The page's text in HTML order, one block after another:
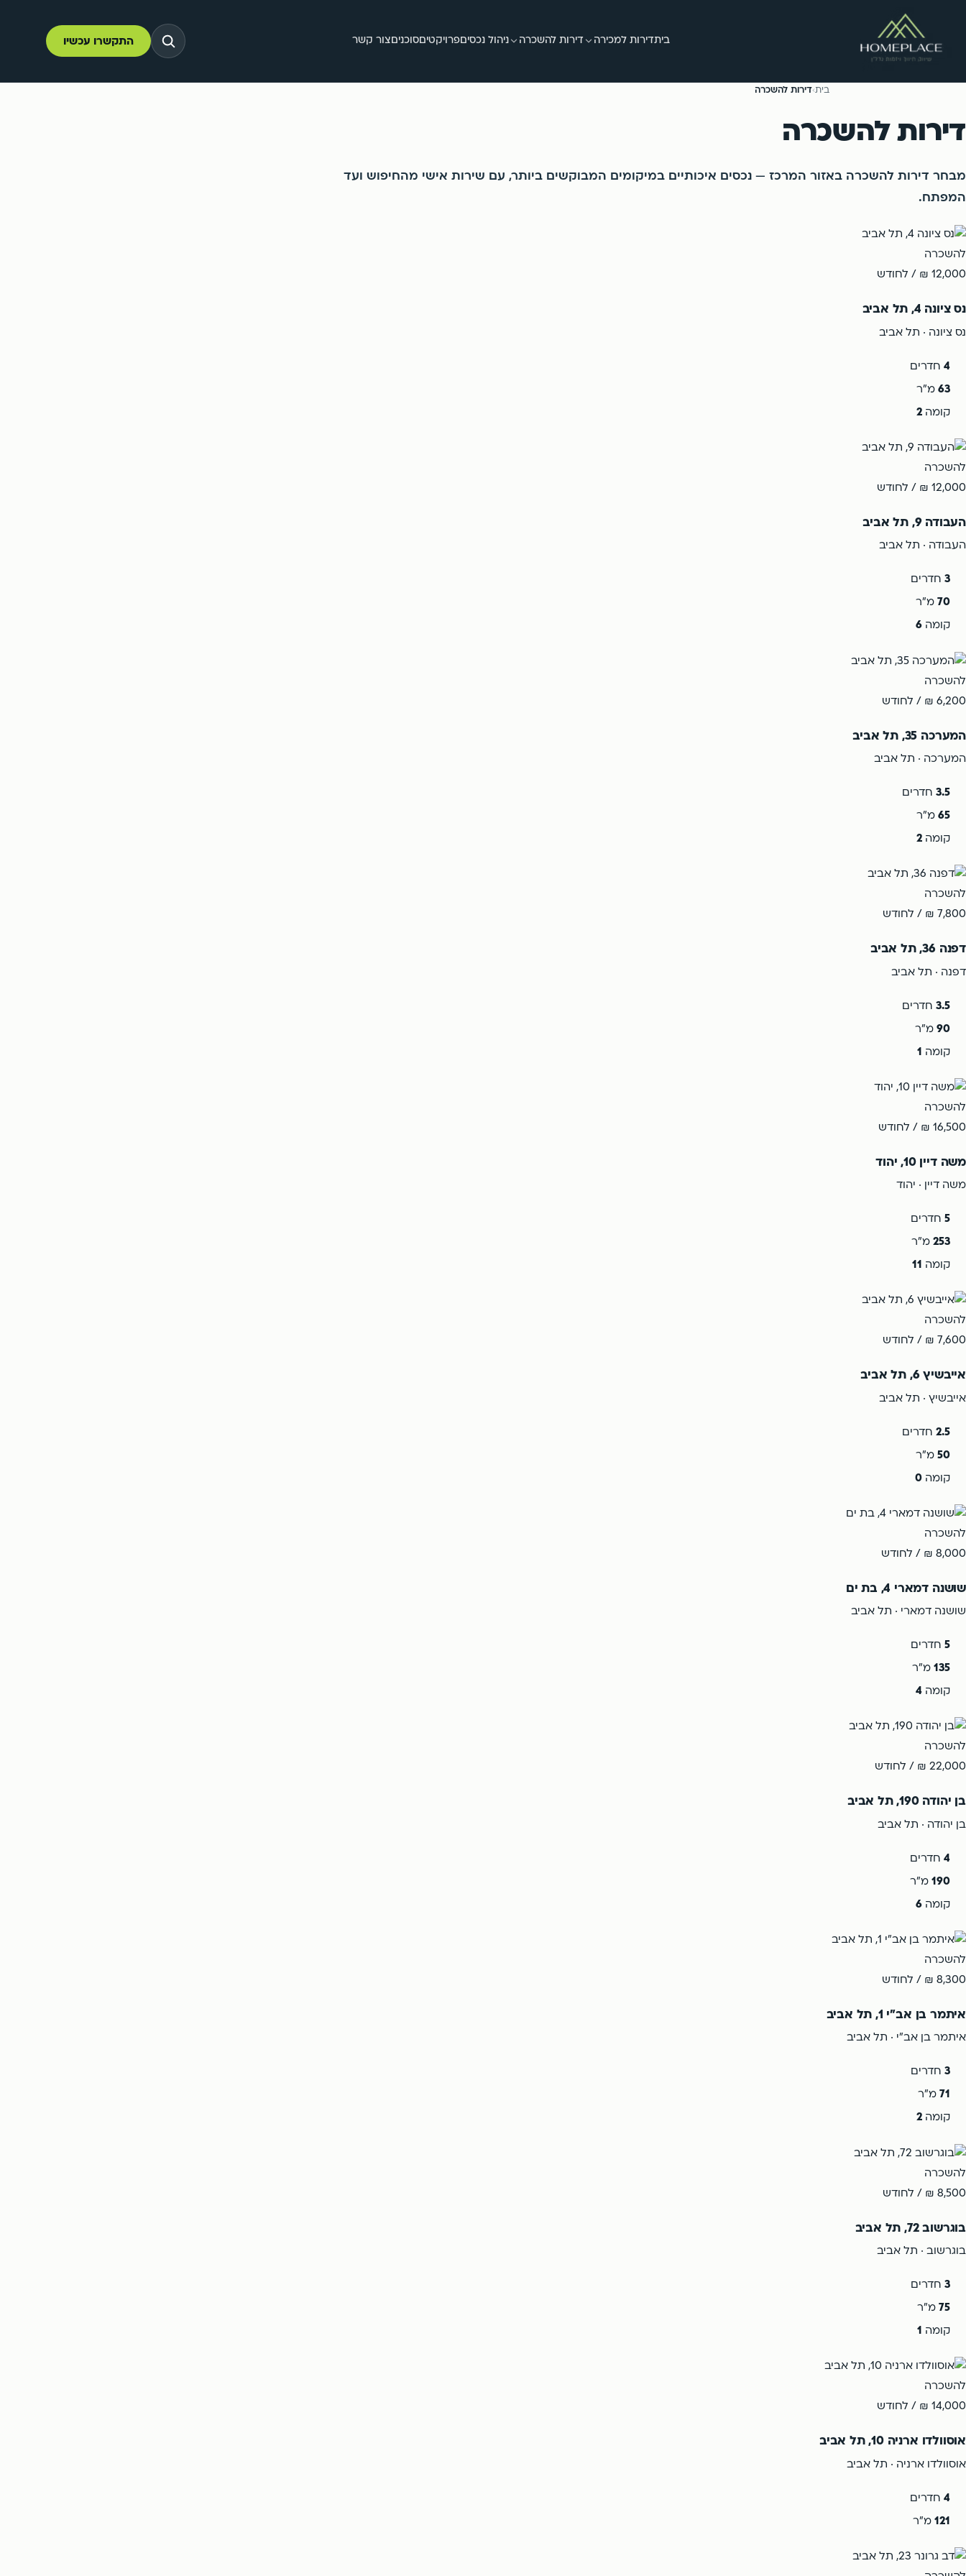
ביתדירות למכירה דירות להשכרה ניהול נכסיםפרויקטיםסוכנים צור קשר התקשרו עכשיו
בית›דירות להשכרה
דירות להשכרה
מבחר דירות להשכרה באזור המרכז — נכסים איכותיים במיקומים המבוקשים ביותר, עם שירות אישי מהחיפוש ועד
המפתח.
להשכרה
12,000 ₪
/ לחודש
נס ציונה 4, תל אביב
נס ציונה · תל אביב
4 חדרים
63 מ"ר
קומה2
להשכרה
12,000 ₪
/ לחודש
העבודה 9, תל אביב
העבודה · תל אביב
3 חדרים
70 מ"ר
קומה6
להשכרה
6,200 ₪
/ לחודש
המערכה 35, תל אביב
המערכה · תל אביב
3.5 חדרים
65 מ"ר
קומה2
להשכרה
7,800 ₪
/ לחודש
דפנה 36, תל אביב
דפנה · תל אביב
3.5 חדרים
90 מ"ר
קומה 1
להשכרה
16,500 ₪
/ לחודש
משה דיין 10, יהוד
משה דיין · יהוד
5 חדרים
253 מ"ר
קומה 11
להשכרה
7,600 ₪
/ לחודש
אייבשיץ 6, תל אביב
אייבשיץ · תל אביב
2.5 חדרים
50 מ"ר
קומה0
להשכרה
8,000 ₪
/ לחודש
שושנה דמארי 4, בת ים
שושנה דמארי · תל אביב
5 חדרים
135 מ"ר
קומה4
להשכרה
22,000 ₪
/ לחודש
בן יהודה 190, תל אביב
בן יהודה · תל אביב
4 חדרים
190 מ"ר
קומה6
להשכרה
8,300 ₪
/ לחודש
איתמר בן אב"י 1, תל אביב
איתמר בן אב"י · תל אביב
3 חדרים
71 מ"ר
קומה2
להשכרה
8,500 ₪
/ לחודש
בוגרשוב 72, תל אביב
בוגרשוב · תל אביב
3 חדרים
75 מ"ר
קומה 1
להשכרה
14,000 ₪
/ לחודש
אוסוולדו ארניה 10, תל אביב
אוסוולדו ארניה · תל אביב
4 חדרים
121 מ"ר